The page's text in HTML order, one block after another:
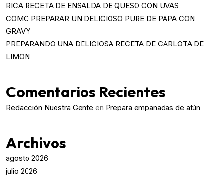
RICA RECETA DE ENSALDA DE QUESO CON UVAS
COMO PREPARAR UN DELICIOSO PURE DE PAPA CON
GRAVY
PREPARANDO UNA DELICIOSA RECETA DE CARLOTA DE
LIMON
Comentarios Recientes
Redacción Nuestra Gente en Prepara empanadas de atún
Archivos
agosto 2026
julio 2026